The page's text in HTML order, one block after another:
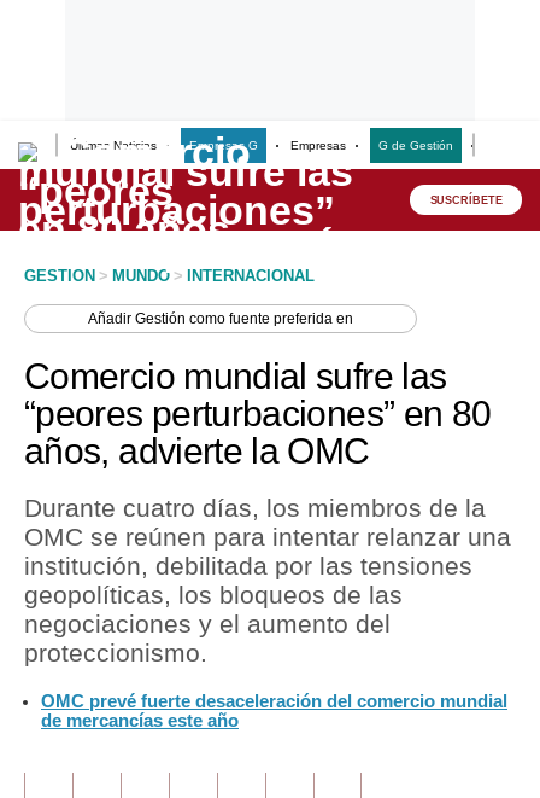
Últimas Noticias Empresas G Empresas G de Gestión
Lo último
Peru Quiosco
Economía
Mercados
Política
Finanzas Personales
Plus G
Opinión
SUSCRÍBETE
GESTION > MUNDO > INTERNACIONAL
AñadirGestión como fuente preferida en
Comercio mundial sufre las
“peores perturbaciones” en 80
años, advierte la OMC
Durante cuatro días, los miembros de la
OMC se reúnen para intentar relanzar una
institución, debilitada por las tensiones
geopolíticas, los bloqueos de las
negociaciones y el aumento del
proteccionismo.
OMC prevé fuerte desaceleración del comercio mundial
de mercancías este año